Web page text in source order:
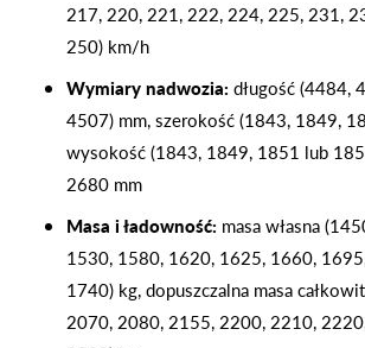
217, 220, 221, 222, 224, 225, 231,
250) km/h
Wymiary nadwozia: długość (4484,
4507) mm, szerokość (1843, 1849,
wysokość (1843, 1849, 1851 lub
2680 mm
Masa i ładowność: masa własna
1530, 1580, 1620, 1625, 1660,
1740) kg, dopuszczalna masa
2070, 2080, 2155, 2200, 2210,